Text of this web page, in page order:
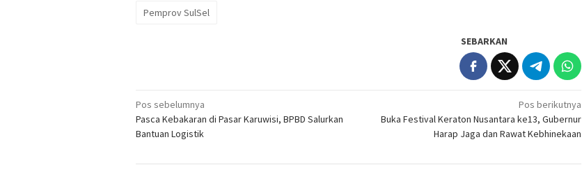
Pemprov SulSel
SEBARKAN
Navigasi
pos
Pos sebelumnya
Pasca Kebakaran di Pasar Karuwisi, BPBD Salurkan
Bantuan Logistik
Pos berikutnya
Buka Festival Keraton Nusantara ke13, Gubernur
Harap Jaga dan Rawat Kebhinekaan